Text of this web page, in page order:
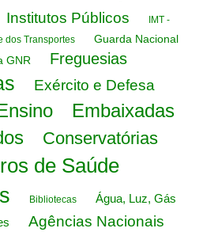
Institutos Públicos
IMT -
dos Transportes
Guarda Nacional
GNR
Freguesias
Exército e Defesa
Embaixadas
Conservatórias
de Saúde
Bibliotecas
Água, Luz, Gás
Agências Nacionais